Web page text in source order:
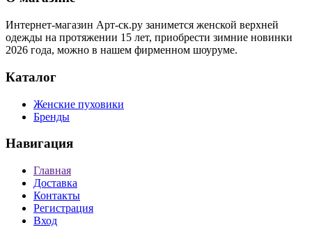
Интернет-магазин Арт-ск.ру занимется женской верхней
одежды на протяжении 15 лет, приобрести зимние новинки
2026 года, можно в нашем фирменном шоуруме.
Каталог
Женские пуховики
Бренды
Навигация
Главная
Доставка
Контакты
Регистрация
Вход